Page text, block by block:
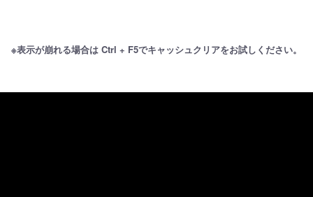
※表示が崩れる場合は Ctrl + F5でキャッシュクリアをお試しください。